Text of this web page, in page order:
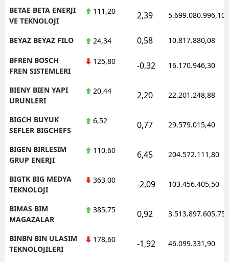
BETAE BETA ENERJI
VE TEKNOLOJI
111,20 2,39 5.699.080.996,10
BEYAZ BEYAZ FILO 24,34 0,58 10.817.880,08
BFREN BOSCH
FREN SISTEMLERI
125,80 -0,32 16.170.946,30
BIENY BIEN YAPI
URUNLERI
20,44 2,20 22.201.248,88
BIGCH BUYUK
SEFLER BIGCHEFS
6,52 0,77 29.579.015,40
BIGEN BIRLESIM
GRUP ENERJI
110,60 6,45 204.572.111,80
BIGTK BIG MEDYA
TEKNOLOJI
363,00 -2,09 103.456.405,50
BIMAS BIM
MAGAZALAR
385,75 0,92 3.513.897.605,75
BINBN BIN ULASIM
TEKNOLOJILERI
178,60 -1,92 46.099.331,90